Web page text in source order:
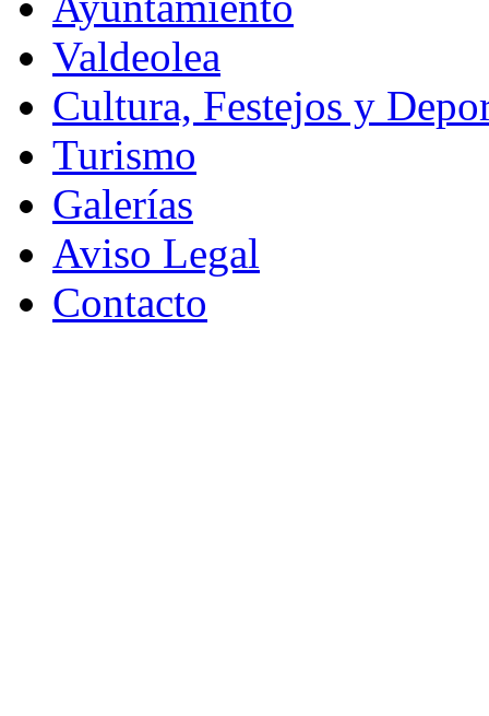
Valdeolea
Cultura, Festejos y
Turismo
Galerías
Aviso Legal
Contacto